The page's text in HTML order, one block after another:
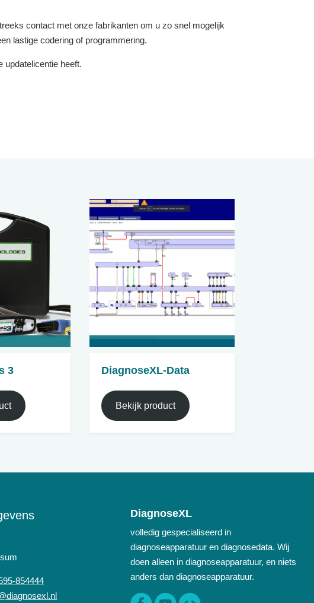
contact met onze fabrikanten om u zo snel mogelijk
lastige codering of programmering.
updatelicentie heeft.
3 DiagnoseXL-Data
Bekijk product
854444
DiagnoseXL
volledig gespecialiseerd in
diagnoseapparatuur en diagnosedata. Wij
doen alleen in diagnoseapparatuur, en niets
anders dan diagnoseapparatuur.